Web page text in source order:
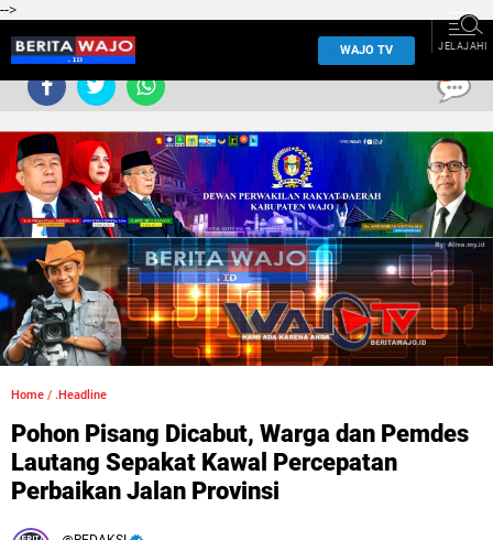
-->
WAJO TV JELAJAHI
Home / .Headline
Pohon Pisang Dicabut, Warga dan Pemdes
Lautang Sepakat Kawal Percepatan
Perbaikan Jalan Provinsi